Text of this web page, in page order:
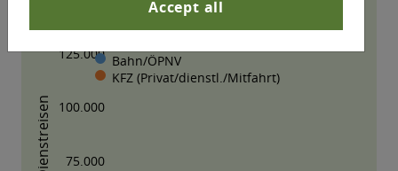
Accept all